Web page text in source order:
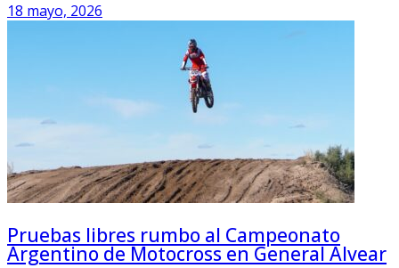
18 mayo, 2026
Pruebas libres rumbo al Campeonato
Argentino de Motocross en General Alvear